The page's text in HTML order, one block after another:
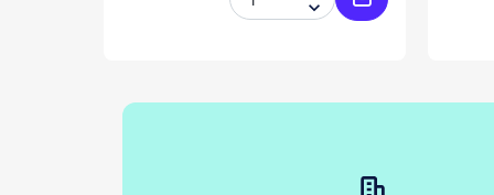

Ajouter au panier